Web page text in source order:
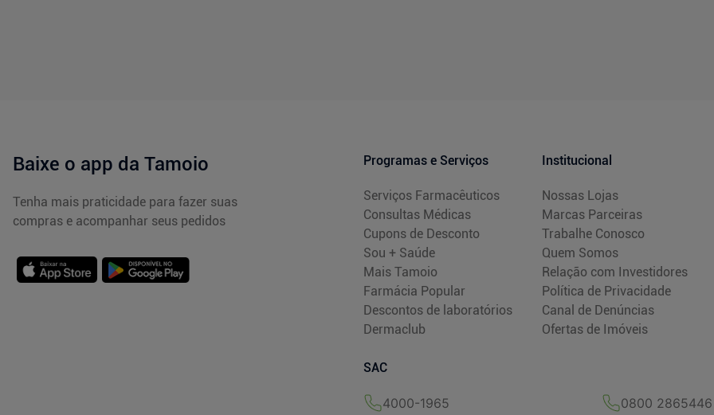
Baixe o app da Tamoio
Tenha mais praticidade para fazer suas
compras e acompanhar seus pedidos
Programas e Serviços
Serviços Farmacêuticos
Consultas Médicas
Cupons de Desconto
Sou + Saúde
Mais Tamoio
Farmácia Popular
Descontos de laboratórios
Dermaclub
Institucional
Nossas Lojas
Marcas Parceiras
Trabalhe Conosco
Quem Somos
Relação com Investidores
Política de Privacidade
Canal de Denúncias
Ofertas de Imóveis
SAC
4000-1965 0800 2865446